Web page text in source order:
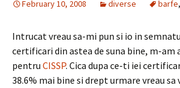
February 10, 2008 diverse barfe,
Intrucat vreau sa-mi pun si io in
certificari din astea de suna bine, m-am
pentru CISSP. Cica dupa ce-ti iei
38.6% mai bine si drept urmare vreau sa